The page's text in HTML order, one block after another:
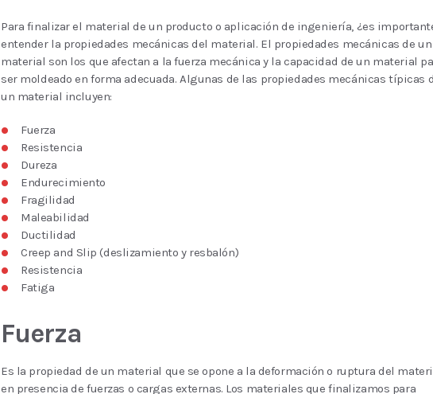
Para finalizar el material de un producto o aplicación de ingeniería, ¿es
entender la propiedades mecánicas del material. El propiedades mecánicas de un
material son los que afectan a la fuerza mecánica y la capacidad de un material
ser moldeado en forma adecuada. Algunas de las propiedades mecánicas típicas
un material incluyen:
Fuerza
Resistencia
Dureza
Endurecimiento
Fragilidad
Maleabilidad
Ductilidad
Creep and Slip (deslizamiento y resbalón)
Resistencia
Fatiga
Fuerza
Es la propiedad de un material que se opone a la deformación o ruptura del
en presencia de fuerzas o cargas externas. Los materiales que finalizamos para